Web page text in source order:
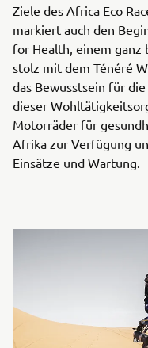
Ziele des Africa Eco
markiert auch den
for Health, einem ganz
stolz mit dem Ténéré
das Bewusstsein für
dieser
Motorräder für
Afrika zur Verfügung
Einsätze und Wartung.